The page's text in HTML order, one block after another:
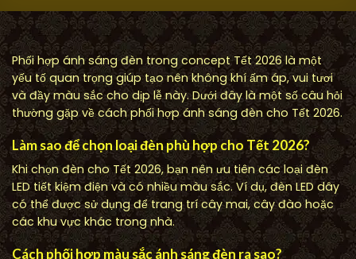
Phối hợp ánh sáng đèn trong concept Tết 2026 là một
yếu tố quan trọng giúp tạo nên không khí ấm áp, vui tươi
và đầy màu sắc cho dịp lễ này. Dưới đây là một số câu hỏi
thường gặp về cách phối hợp ánh sáng đèn cho Tết 2026.
Làm sao để chọn loại đèn phù hợp cho Tết 2026?
Khi chọn đèn cho Tết 2026, bạn nên ưu tiên các loại đèn
LED tiết kiệm điện và có nhiều màu sắc. Ví dụ, đèn LED dây
có thể được sử dụng để trang trí cây mai, cây đào hoặc
các khu vực khác trong nhà.
Cách phối hợp màu sắc ánh sáng đèn ra sao?